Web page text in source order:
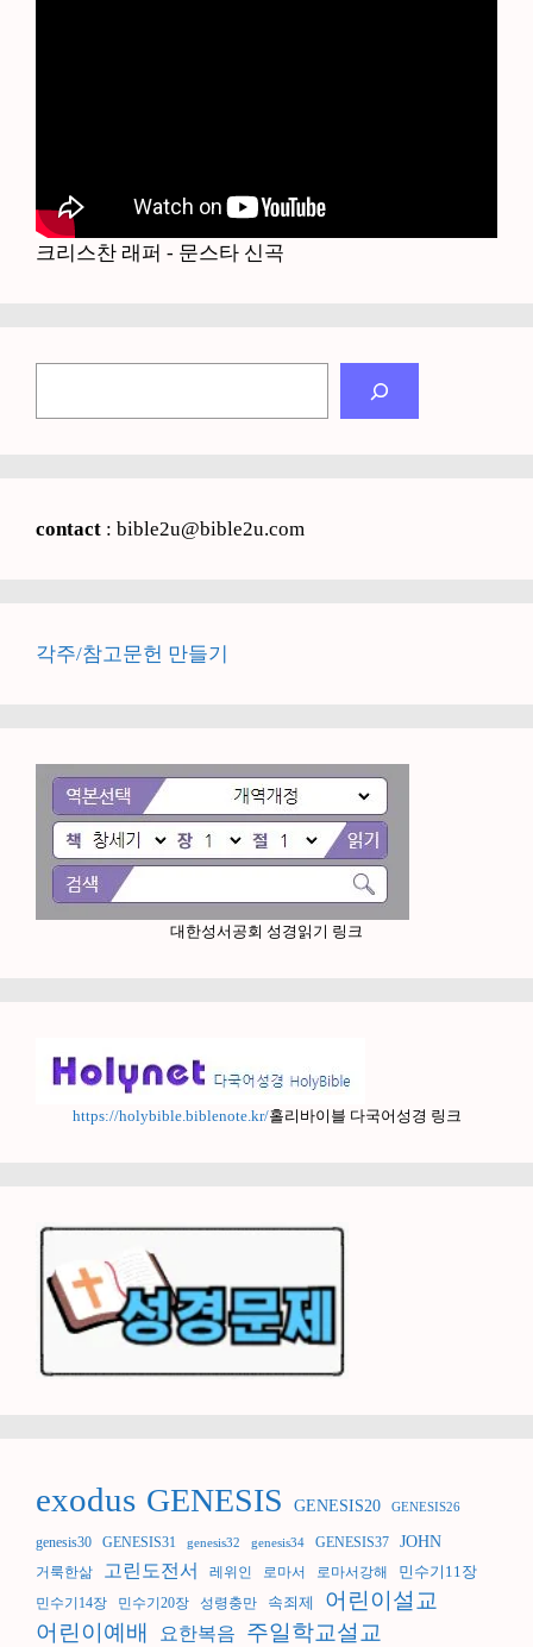
크리스찬 래퍼 - 문스타 신곡
contact : bible2u@bible2u.com
각주/참고문헌 만들기
대한성서공회 성경읽기 링크
https://holybible.biblenote.kr/홀리바이블 다국어성경 링크
exodus GENESIS GENESIS20 GENESIS26
genesis30 GENESIS31 genesis32 genesis34 GENESIS37 JOHN
거룩한삶 고린도전서 레위인 로마서 로마서강해 민수기11장
민수기14장 민수기20장 성령충만 속죄제
어린이설교
어린이예배
요한복음 주일학교설교